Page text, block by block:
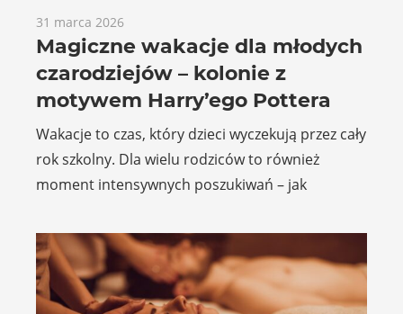
31 marca 2026
Magiczne wakacje dla młodych
czarodziejów – kolonie z
motywem Harry’ego Pottera
Wakacje to czas, który dzieci wyczekują przez cały
rok szkolny. Dla wielu rodziców to również
moment intensywnych poszukiwań – jak